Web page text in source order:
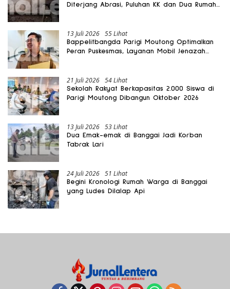
Diterjang Abrasi, Puluhan KK dan Dua Rumah
13 Juli 2026 55 Lihat
Bappelitbangda Parigi Moutong Optimalkan
Peran Puskesmas, Layanan Mobil Jenazah
21 Juli 2026 54 Lihat
Sekolah Rakyat Berkapasitas 2.000 Siswa di
Parigi Moutong Dibangun Oktober 2026
13 Juli 2026 53 Lihat
Dua Emak-emak di Banggai Jadi Korban
Tabrak Lari
24 Juli 2026 51 Lihat
Begini Kronologi Rumah Warga di Banggai
yang Ludes Dilalap Api